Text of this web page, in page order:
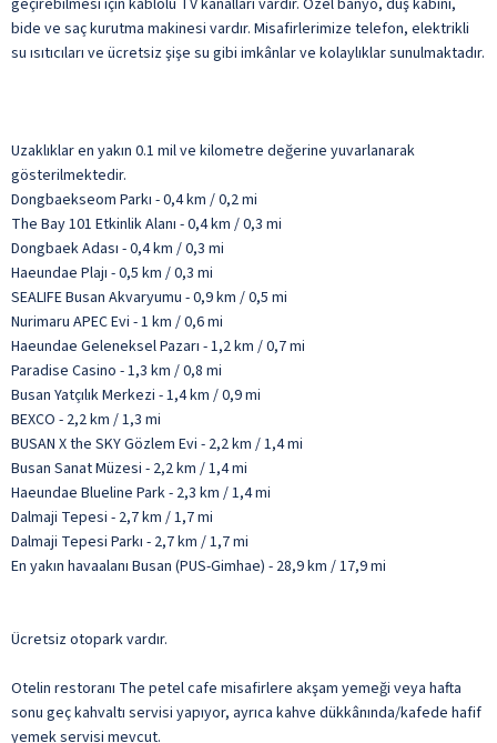
bide ve saç kurutma makinesi vardır. Misafirlerimize telefon, elektrikli
su ısıtıcıları ve ücretsiz şişe su gibi imkânlar ve kolaylıklar sunulmaktadır.
Uzaklıklar en yakın 0.1 mil ve kilometre değerine yuvarlanarak
gösterilmektedir.
Dongbaekseom Parkı - 0,4 km / 0,2 mi
The Bay 101 Etkinlik Alanı - 0,4 km / 0,3 mi
Dongbaek Adası - 0,4 km / 0,3 mi
Haeundae Plajı - 0,5 km / 0,3 mi
SEALIFE Busan Akvaryumu - 0,9 km / 0,5 mi
Nurimaru APEC Evi - 1 km / 0,6 mi
Haeundae Geleneksel Pazarı - 1,2 km / 0,7 mi
Paradise Casino - 1,3 km / 0,8 mi
Busan Yatçılık Merkezi - 1,4 km / 0,9 mi
BEXCO - 2,2 km / 1,3 mi
BUSAN X the SKY Gözlem Evi - 2,2 km / 1,4 mi
Busan Sanat Müzesi - 2,2 km / 1,4 mi
Haeundae Blueline Park - 2,3 km / 1,4 mi
Dalmaji Tepesi - 2,7 km / 1,7 mi
Dalmaji Tepesi Parkı - 2,7 km / 1,7 mi
En yakın havaalanı Busan (PUS-Gimhae) - 28,9 km / 17,9 mi
Ücretsiz otopark vardır.
Otelin restoranı The petel cafe misafirlere akşam yemeği veya hafta
sonu geç kahvaltı servisi yapıyor, ayrıca kahve dükkânında/kafede hafif
yemek servisi mevcut.